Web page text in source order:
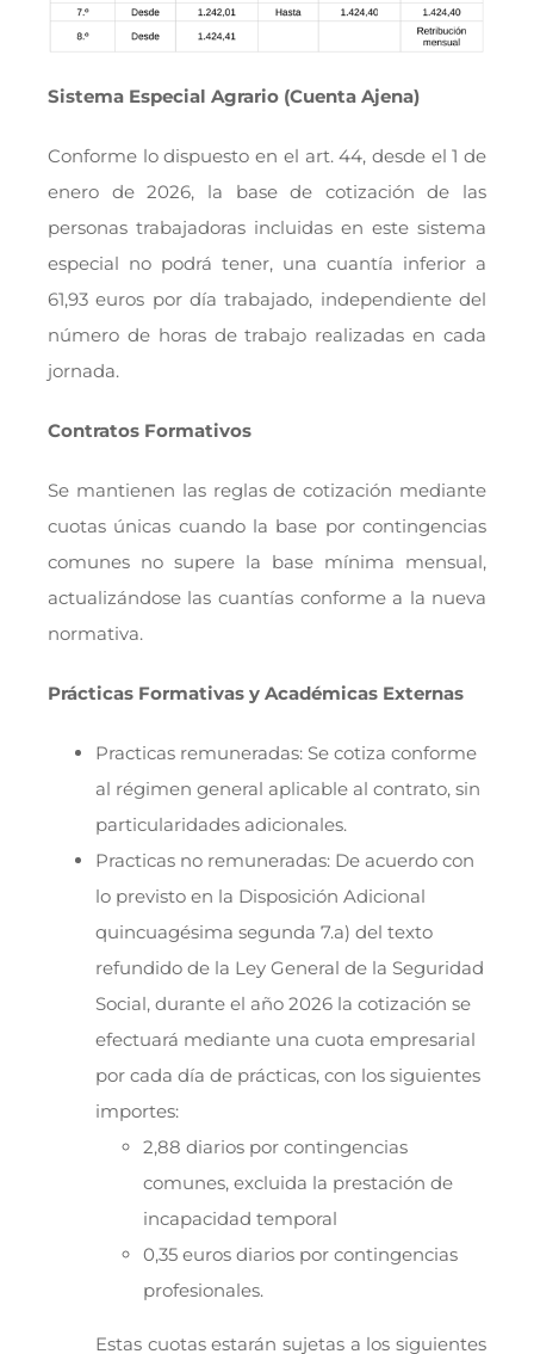
Sistema Especial Agrario (Cuenta Ajena)
Conforme lo dispuesto en el art. 44, desde el 1 de
enero de 2026, la base de cotización de las
personas trabajadoras incluidas en este sistema
especial no podrá tener, una cuantía inferior a
61,93 euros por día trabajado, independiente del
número de horas de trabajo realizadas en cada
jornada.
Contratos Formativos
Se mantienen las reglas de cotización mediante
cuotas únicas cuando la base por contingencias
comunes no supere la base mínima mensual,
actualizándose las cuantías conforme a la nueva
normativa.
Prácticas Formativas y Académicas Externas
Practicas remuneradas: Se cotiza conforme
al régimen general aplicable al contrato, sin
particularidades adicionales.
Practicas no remuneradas: De acuerdo con
lo previsto en la Disposición Adicional
quincuagésima segunda 7.a) del texto
refundido de la Ley General de la Seguridad
Social, durante el año 2026 la cotización se
efectuará mediante una cuota empresarial
por cada día de prácticas, con los siguientes
importes:
2,88 diarios por contingencias
comunes, excluida la prestación de
incapacidad temporal
0,35 euros diarios por contingencias
profesionales.
Estas cuotas estarán sujetas a los siguientes